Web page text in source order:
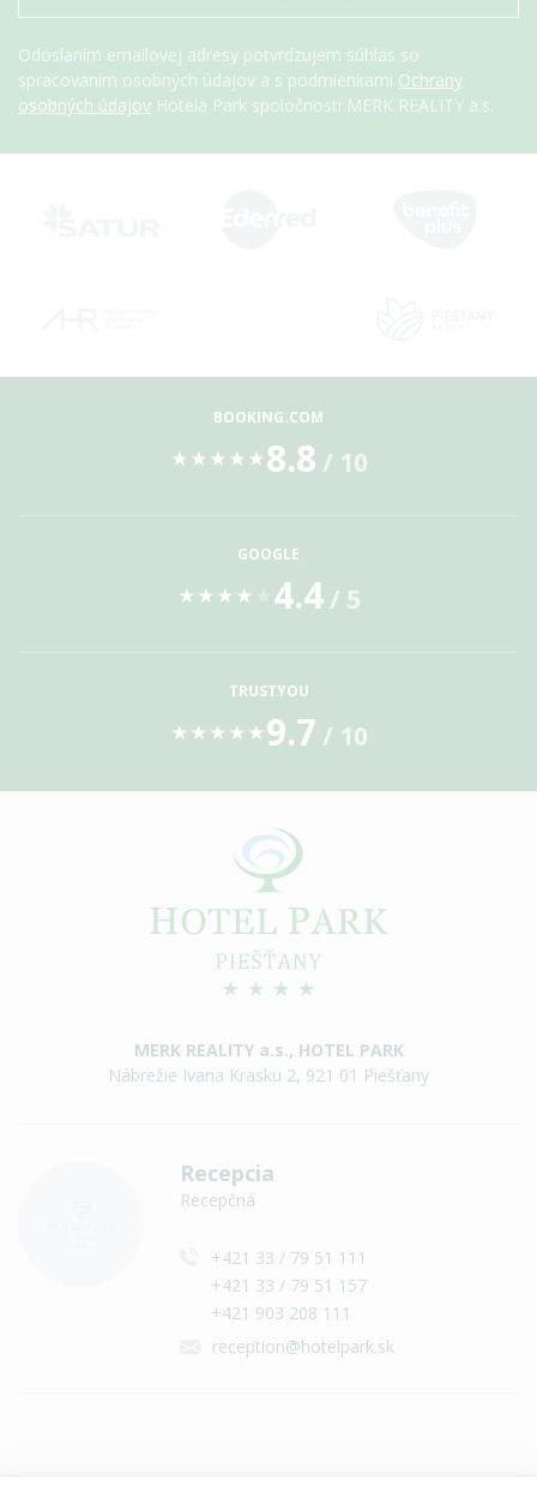
Odoslaním emailovej adresy potvrdzujem súhlas so
spracovaním osobných údajov a s podmienkami Ochrany
osobných údajov Hotela Park spoločnosti MERK REALITY a.s.
BOOKING.COM
★ ★ ★ ★ ★ 8.8 / 10
GOOGLE
★ ★ ★ ★ 4.4/ 5
TRUSTYOU
★ ★ ★ ★ ★ 9.7 / 10
MERK REALITY a.s., HOTEL PARK
Nábrežie Ivana Krasku 2, 921 01 Piešťany
Recepcia
Recepčná
+421 33 / 79 51 111
+421 33 / 79 51 157
+421 903 208 111
reception@hotelpark.sk